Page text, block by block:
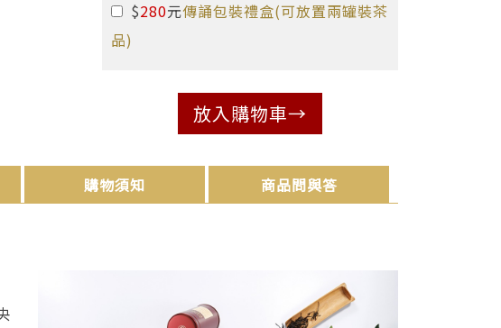
$280元傳誦包裝禮盒(可放置兩罐裝茶
品)
放入購物車
購物須知 商品問與答